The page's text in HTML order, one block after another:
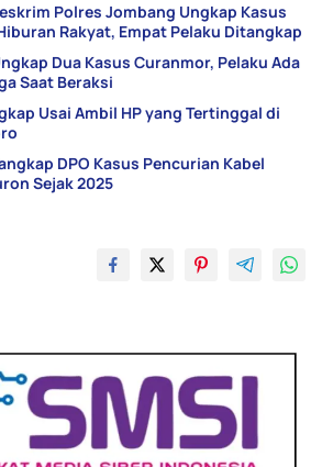
Polres Jombang Ungkap Kasus
Rakyat, Empat Pelaku Ditangkap
Dua Kasus Curanmor, Pelaku Ada
Saat Beraksi
Usai Ambil HP yang Tertinggal di
DPO Kasus Pencurian Kabel
Sejak 2025